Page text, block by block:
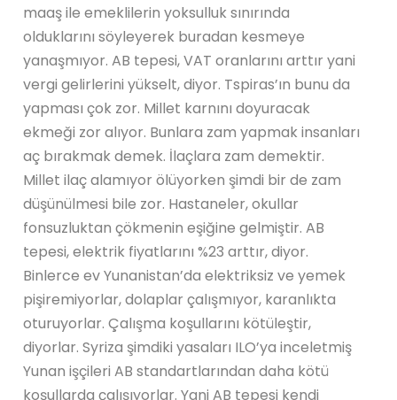
maaş ile emeklilerin yoksulluk sınırında
olduklarını söyleyerek buradan kesmeye
yanaşmıyor. AB tepesi, VAT oranlarını arttır yani
vergi gelirlerini yükselt, diyor. Tspiras’ın bunu da
yapması çok zor. Millet karnını doyuracak
ekmeği zor alıyor. Bunlara zam yapmak insanları
aç bırakmak demek. İlaçlara zam demektir.
Millet ilaç alamıyor ölüyorken şimdi bir de zam
düşünülmesi bile zor. Hastaneler, okullar
fonsuzluktan çökmenin eşiğine gelmiştir. AB
tepesi, elektrik fiyatlarını %23 arttır, diyor.
Binlerce ev Yunanistan’da elektriksiz ve yemek
pişiremiyorlar, dolaplar çalışmıyor, karanlıkta
oturuyorlar. Çalışma koşullarını kötüleştir,
diyorlar. Syriza şimdiki yasaları ILO’ya inceletmiş
Yunan işçileri AB standartlarından daha kötü
koşullarda çalışıyorlar. Yani AB tepesi kendi